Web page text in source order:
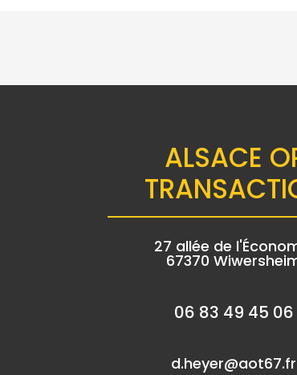
ALSACE
27 allée de
67370
06 83 49 45 06
d.heyer@aot67.fr